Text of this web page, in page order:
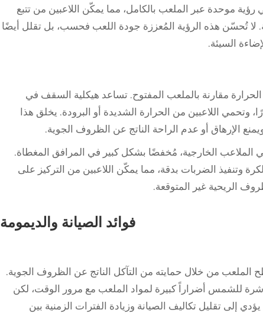
موحدة عبر الملعب بالكامل، مما يمكّن اللاعبين من تتبع
لا تُحسّن هذه الرؤية المُعززة جودة اللعب فحسب، بل تقلل أيضًا
السيئة.
مقارنة بالملعب المفتوح. تساعد هيكلية السقف في
وتحمي اللاعبين من الحرارة الشديدة أو البرودة. يخلق هذا
الإرهاق أو عدم الراحة الناتج عن الظروف الجوية.
الملاعب الخارجية، مُخفضًا بشكل كبير في المرافق المغطاة.
وتنفيذ الضربات بدقة، مما يمكّن اللاعبين من التركيز على
الريحية غير المتوقعة.
فوائد الصيانة والديمومة
من خلال حمايته من التآكل الناتج عن الظروف الجوية.
للشمس أضراراً كبيرة لمواد الملعب مع مرور الوقت، لكن
إلى تقليل تكاليف الصيانة وزيادة الفترات الزمنية بين